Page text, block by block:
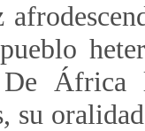
De
su